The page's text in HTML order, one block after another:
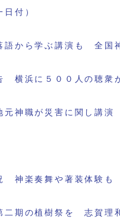
付）
から学ぶ講演も 全国
横浜に５００人の聴衆
神職が災害に関し講
神楽奏舞や著装体験も
期の植樹祭を 志賀理